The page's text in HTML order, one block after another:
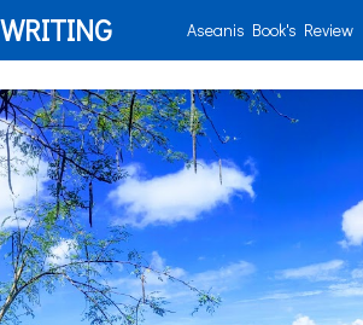
Aseanis Book's Review